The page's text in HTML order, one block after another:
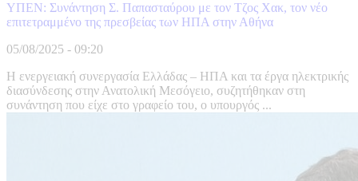
ΥΠΕΝ: Συνάντηση Σ. Παπασταύρου με τον Τζος Χακ, τον νέο
επιτετραμμένο της πρεσβείας των ΗΠΑ στην Αθήνα
05/08/2025 - 09:20
Η ενεργειακή συνεργασία Ελλάδας – ΗΠΑ και τα έργα ηλεκτρικής
διασύνδεσης στην Ανατολική Μεσόγειο, συζητήθηκαν στη
συνάντηση που είχε στο γραφείο του, ο υπουργός ...